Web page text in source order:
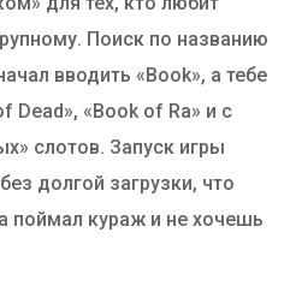
Поиск по названию
вводить «Book», а тебе
Dead», «Book of Ra» и с
слотов. Запуск игры
долгой загрузки, что
поймал кураж и не хочешь